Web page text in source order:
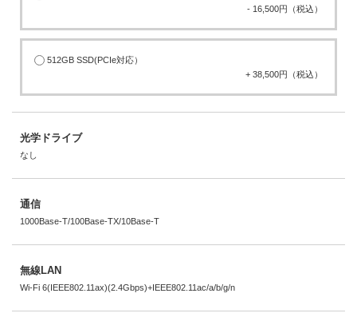
- 16,500円（税込）
512GB SSD(PCIe対応）
+ 38,500円（税込）
光学ドライブ
なし
通信
1000Base-T/100Base-TX/10Base-T
無線LAN
Wi-Fi 6(IEEE802.11ax)(2.4Gbps)+IEEE802.11ac/a/b/g/n